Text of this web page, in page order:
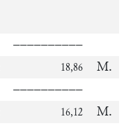
––––––––––
18,86
M.
––––––––––
16,12 M.